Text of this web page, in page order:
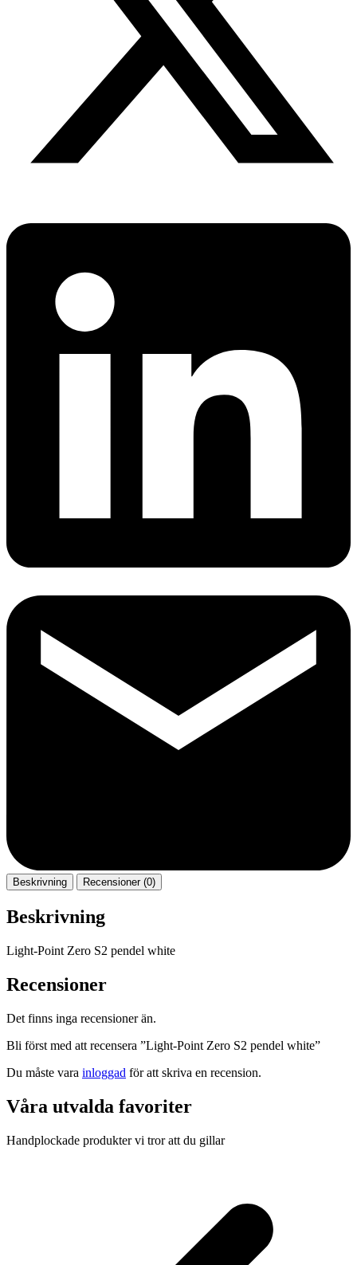
Beskrivning Recensioner (0)
Beskrivning
Light-Point Zero S2 pendel white
Recensioner
Det finns inga recensioner än.
Bli först med att recensera ”Light-Point Zero S2 pendel white”
Du måste vara inloggad för att skriva en recension.
Våra utvalda favoriter
Handplockade produkter vi tror att du gillar